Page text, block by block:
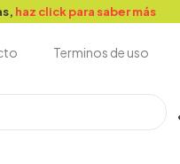
haz click para saber más
Terminos de uso